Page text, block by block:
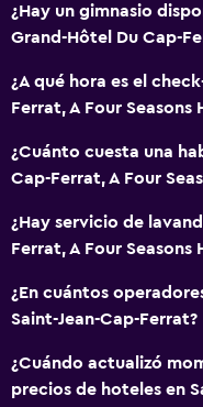
¿Hay un gimnasio
Grand-Hôtel Du Cap-
¿A qué hora es el
Ferrat, A Four Seasons
¿Cuánto cuesta una
Cap-Ferrat, A Four
¿Hay servicio de
Ferrat, A Four Seasons
¿En cuántos
Saint-Jean-Cap-Ferrat?
¿Cuándo actualizó
precios de hoteles en